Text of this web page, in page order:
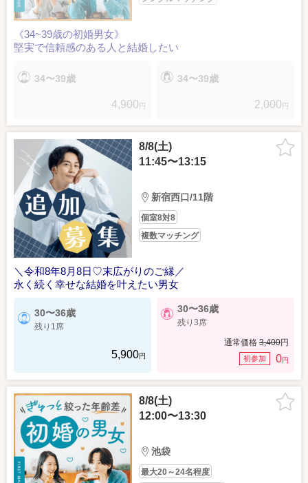
《34~39歳の初婚男女》
堅実で信頼感のある人と結婚したい
34〜39歳
4,900 円
34〜39歳
2,000 円
8/8(土)
11:45〜13:15
新宿西口/11階
個室8対8
複数マッチング
＼令和8年8月8日♡末広がりのご縁／
永く続く幸せな結婚を叶えたい男女
30〜36歳
残り1席
5,900円
30〜36歳
残り3席
通常価格 3,400円
初参加 0円
8/8(土)
12:00〜13:30
池袋
最大20～24名程度